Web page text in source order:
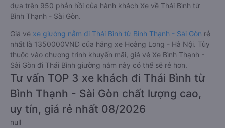
dựa trên 950 phản hồi của hành khách Xe về Thái Bình từ
Bình Thạnh - Sài Gòn.
Giá vé xe giường nằm đi Thái Bình từ Bình Thạnh - Sài Gòn rẻ
nhất là 1350000VND của hãng xe Hoàng Long - Hà Nội. Tùy
thuộc vào chương trình khuyến mãi, giá vé Xe Bình Thạnh -
Sài Gòn đi Thái Bình giường nằm này có thể sẽ rẻ hơn.
Tư vấn TOP 3 xe khách đi Thái Bình từ
Bình Thạnh - Sài Gòn chất lượng cao,
uy tín, giá rẻ nhất 08/2026
null